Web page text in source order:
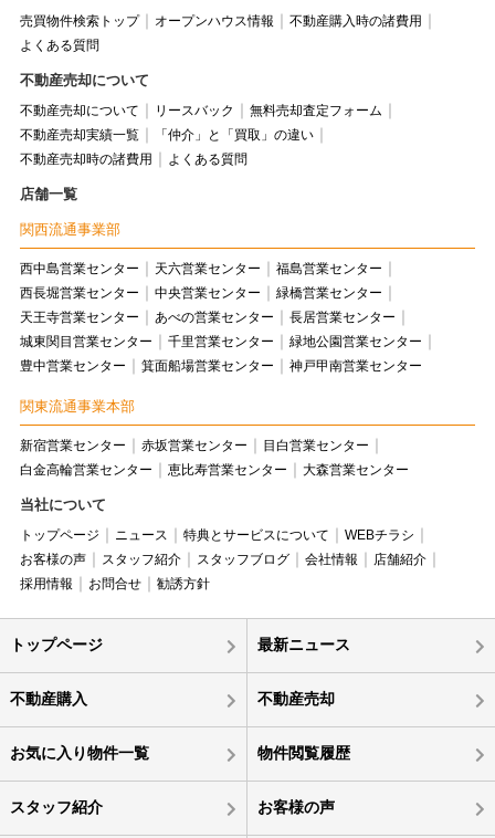
売買物件検索トップ オープンハウス情報
不動産購入時の諸費用
よくある質問
不動産売却について
不動産売却について リースバック
無料売却査定フォーム
不動産売却実績一覧
「仲介」と「買取」の違い
不動産売却時の諸費用
よくある質問
店舗一覧
関西流通事業部
西中島営業センター 天六営業センター
福島営業センター
西長堀営業センター
中央営業センター
緑橋営業センター
天王寺営業センター
あべの営業センター
長居営業センター
城東関目営業センター
千里営業センター
緑地公園営業センター
豊中営業センター
箕面船場営業センター 神戸甲南営業センター
関東流通事業本部
新宿営業センター 赤坂営業センター
目白営業センター
白金高輪営業センター
恵比寿営業センター 大森営業センター
当社について
トップページ ニュース 特典とサービスについて
WEBチラシ
お客様の声
スタッフ紹介 スタッフブログ 会社情報
店舗紹介
採用情報
お問合せ 勧誘方針
トップページ 最新ニュース
不動産購入 不動産売却
お気に入り物件一覧 物件閲覧履歴
スタッフ紹介 お客様の声